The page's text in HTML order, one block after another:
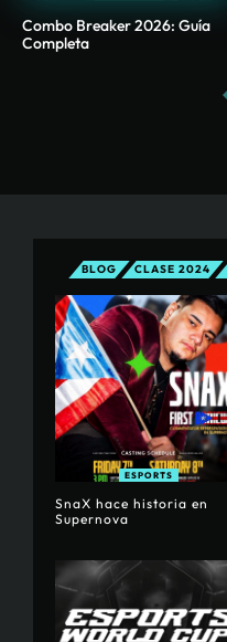
Combo Breaker 2026: Guía
Completa
BLOG CLASE 2024
ESPORTS
SnaX hace historia en
Supernova